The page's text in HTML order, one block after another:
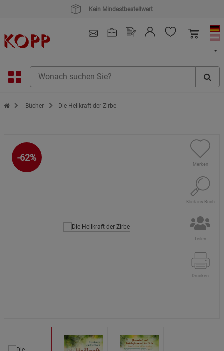
Kauf auf Rechnung
Zur Startseite des Kopp Verlag Online-Shop
Bücher Die Heilkraft der Zirbe
-62%
Merken
Klick ins Buch
Teilen
Drucken